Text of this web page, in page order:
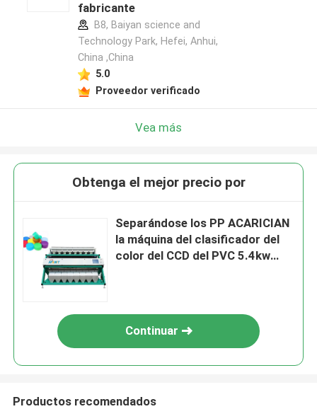
fabricante
B8, Baiyan science and
Technology Park, Hefei, Anhui,
China ,China
5.0
Proveedor verificado
Vea más
Obtenga el mejor precio por
Separándose los PP ACARICIAN
la máquina del clasificador del
color del CCD del PVC 5.4kw
Continuar
Productos recomendados